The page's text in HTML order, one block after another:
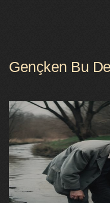
Gençken Bu